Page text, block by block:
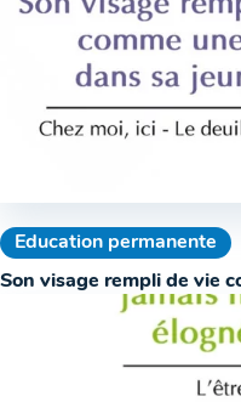
Education permanente
Son visage rempli de vie